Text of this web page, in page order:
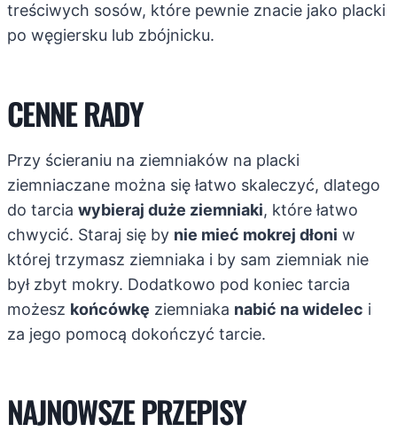
treściwych sosów, które pewnie znacie jako placki
po węgiersku lub zbójnicku.
CENNE RADY
Przy ścieraniu na ziemniaków na placki
ziemniaczane można się łatwo skaleczyć, dlatego
do tarcia wybieraj duże ziemniaki, które łatwo
chwycić. Staraj się by nie mieć mokrej dłoni w
której trzymasz ziemniaka i by sam ziemniak nie
był zbyt mokry. Dodatkowo pod koniec tarcia
możesz końcówkę ziemniaka nabić na widelec i
za jego pomocą dokończyć tarcie.
NAJNOWSZE PRZEPISY